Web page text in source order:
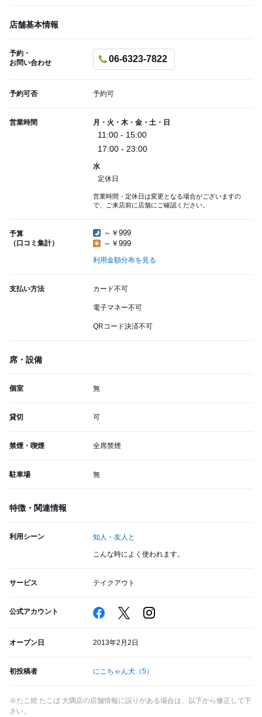
店舗基本情報
予約・
お問い合わせ
06-6323-7822
予約可否 予約可
営業時間 月・火・木・金・土・日
11:00 - 15:00
17:00 - 23:00
水
定休日
営業時間・定休日は変更となる場合がございますの
で、ご来店前に店舗にご確認ください。
予算
（口コミ集計）
～￥999
～￥999
利用金額分布を見る
支払い方法 カード不可
電子マネー不可
QRコード決済不可
席・設備
個室 無
貸切 可
禁煙・喫煙 全席禁煙
駐車場 無
特徴・関連情報
利用シーン 知人・友人と
こんな時によく使われます。
サービス テイクアウト
公式アカウント
オープン日 2013年2月2日
初投稿者 にこちゃん犬 （5）
※たこ焼 たこば 大隅店の店舗情報に誤りがある場合は、以下から修正して下
さい。